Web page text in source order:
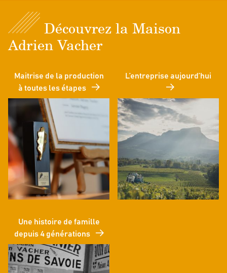
Découvrez la Maison
Adrien Vacher
Maitrise de la production
à toutes les étapes
L’entreprise aujourd’hui
Une histoire de famille
depuis 4 générations